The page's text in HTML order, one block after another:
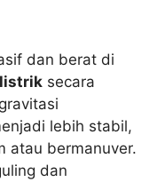
dan berat di
secara
lebih stabil,
atau bermanuver.
dan